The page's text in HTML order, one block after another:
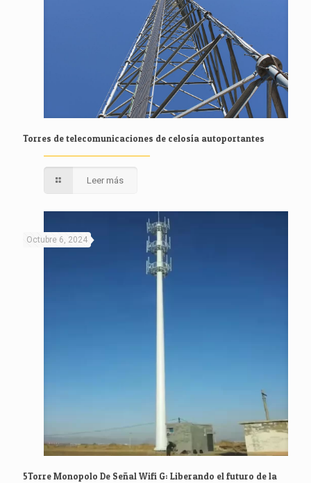
Torres de telecomunicaciones de celosía autoportantes
Leer más
Octubre 6, 2024
5Torre Monopolo De Señal Wifi G: Liberando el futuro de la